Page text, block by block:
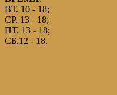
ВТ. 10 - 18;
СР. 13 - 18;
ПТ. 13 - 18;
СБ.12 - 18.